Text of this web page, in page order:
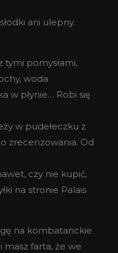
ani ulepny.
tymi pomysłami,
woda
w płynie… Robi się
w pudełeczku z
zrecenzowania. Od
czy nie kupić,
na stronie Palais
na kombatanckie
masz farta, że we